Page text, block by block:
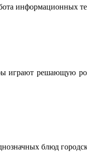
информационных
играют решающую
блюд